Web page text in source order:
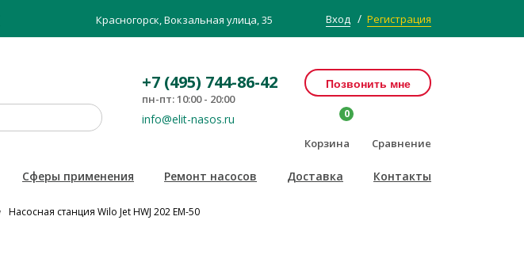
Красногорск, Вокзальная улица, 35 Вход / Регистрация
+7 (495) 744-86-42
пн-пт: 10:00 - 20:00
info@elit-nasos.ru
Позвонить мне
Корзина
0
Сравнение
Сферы применения Ремонт насосов Доставка Контакты
Насосная станция Wilo Jet HWJ 202 EM-50